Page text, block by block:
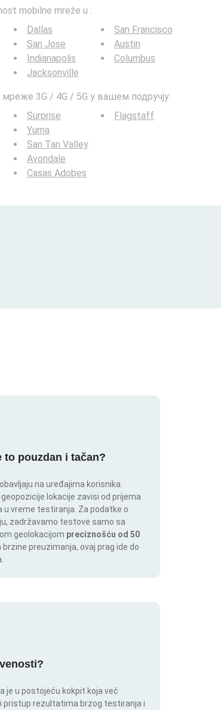
mobilne mreže u :
Dallas
San Jose
Indianapolis
Jacksonville
San Francisco
Austin
Columbus
3G / 4G / 5G у вашем подручју:
Surprise
Yuma
San Tan Valley
Avondale
Casas Adobes
Flagstaff
to pouzdan i tačan?
na uređajima korisnika.
lokacije zavisi od prijema
u vreme testiranja. Za podatke o
zadržavamo testove samo sa
geolokacijom preciznošću od 50
brzine preuzimanja, ovaj prag ide do
je u postojeću kokpit koja već
pristup rezultatima brzog testiranja i